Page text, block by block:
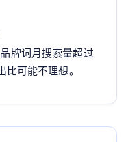
牌词月搜索量超过
可能不理想。